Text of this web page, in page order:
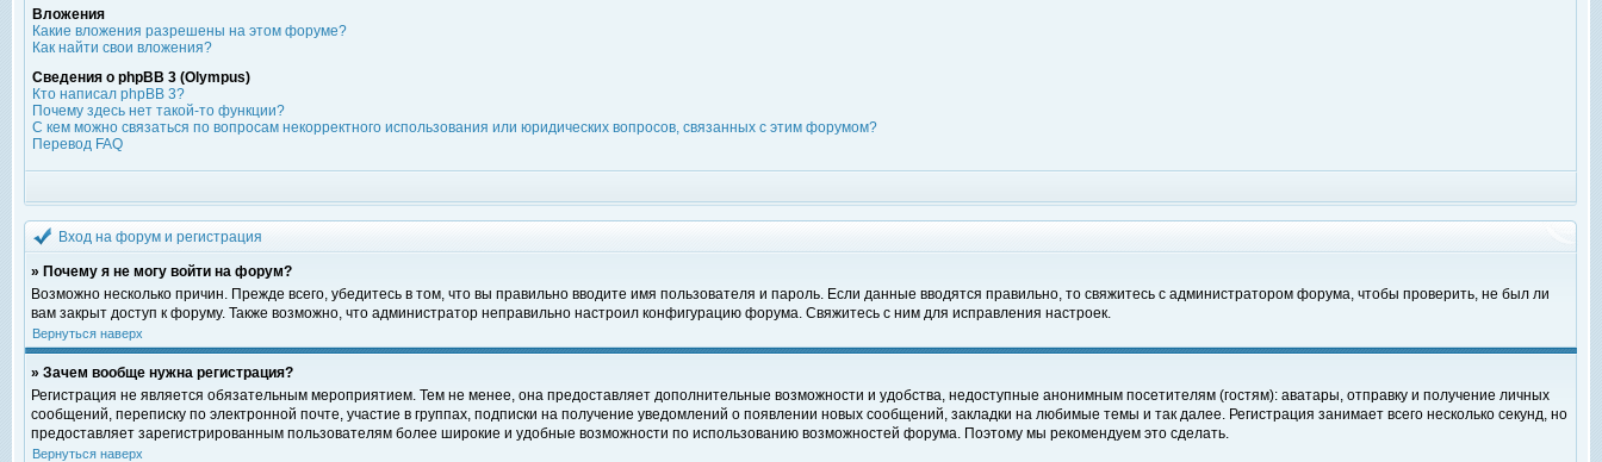
Вложения
Какие вложения разрешены на этом форуме?
Как найти свои вложения?
Сведения о phpBB 3 (Olympus)
Кто написал phpBB 3?
Почему здесь нет такой-то функции?
С кем можно связаться по вопросам некорректного использования или юридических вопросов, связанных с этим форумом?
Перевод FAQ
Вход на форум и регистрация
» Почему я не могу войти на форум?
Возможно несколько причин. Прежде всего, убедитесь в том, что вы правильно вводите имя пользователя и пароль. Если данные вводятся правильно, то свяжитесь с администратором форума, чтобы проверить, не был ли
вам закрыт доступ к форуму. Также возможно, что администратор неправильно настроил конфигурацию форума. Свяжитесь с ним для исправления настроек.
Вернуться наверх
» Зачем вообще нужна регистрация?
Регистрация не является обязательным мероприятием. Тем не менее, она предоставляет дополнительные возможности и удобства, недоступные анонимным посетителям (гостям): аватары, отправку и получение личных
сообщений, переписку по электронной почте, участие в группах, подписки на получение уведомлений о появлении новых сообщений, закладки на любимые темы и так далее. Регистрация занимает всего несколько секунд, но
предоставляет зарегистрированным пользователям более широкие и удобные возможности по использованию возможностей форума. Поэтому мы рекомендуем это сделать.
Вернуться наверх